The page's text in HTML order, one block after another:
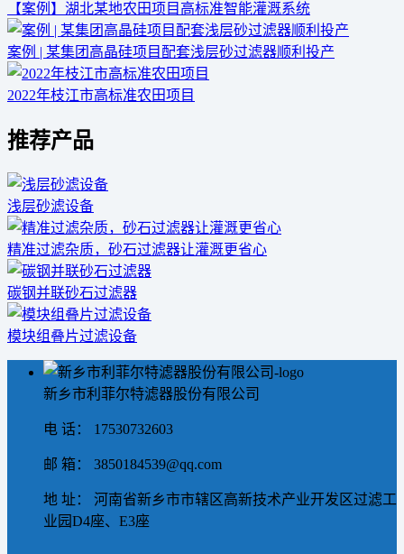
【案例】湖北某地农田项目高标准智能灌溉系统
案例 | 某集团高晶硅项目配套浅层砂过滤器顺利投产
2022年枝江市高标准农田项目
推荐产品
浅层砂滤设备
精准过滤杂质，砂石过滤器让灌溉更省心
碳钢并联砂石过滤器
模块组叠片过滤设备
新乡市利菲尔特滤器股份有限公司
电 话： 17530732603
邮 箱： 3850184539@qq.com
地 址： 河南省新乡市市辖区高新技术产业开发区过滤工
业园D4座、E3座